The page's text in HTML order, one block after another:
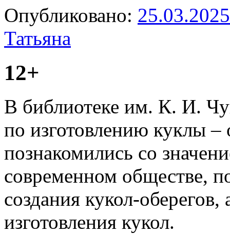
Опубликовано: 25.03.2025
Татьяна
12+
В библиотеке им. К. И.
по изготовлению куклы –
познакомились со
современном обществе,
создания кукол-
изготовления кукол.